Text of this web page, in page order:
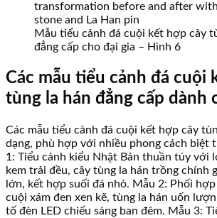
Mẫu tiểu cảnh đá cuội kết hợp cây
đẳng cấp cho đại gia – Hình 6
Các mẫu tiểu cảnh đá cuội
tùng la hán đẳng cấp dành
Các mẫu tiểu cảnh đá cuội kết hợp cây
dạng, phù hợp với nhiều phong cách biệt
1: Tiểu cảnh kiểu Nhật Bản thuần túy với
kem trải đều, cây tùng la hán trồng chính
lớn, kết hợp suối đá nhỏ. Mẫu 2: Phối
cuội xám đen xen kẽ, tùng la hán uốn
tố đèn LED chiếu sáng ban đêm. Mẫu 3: